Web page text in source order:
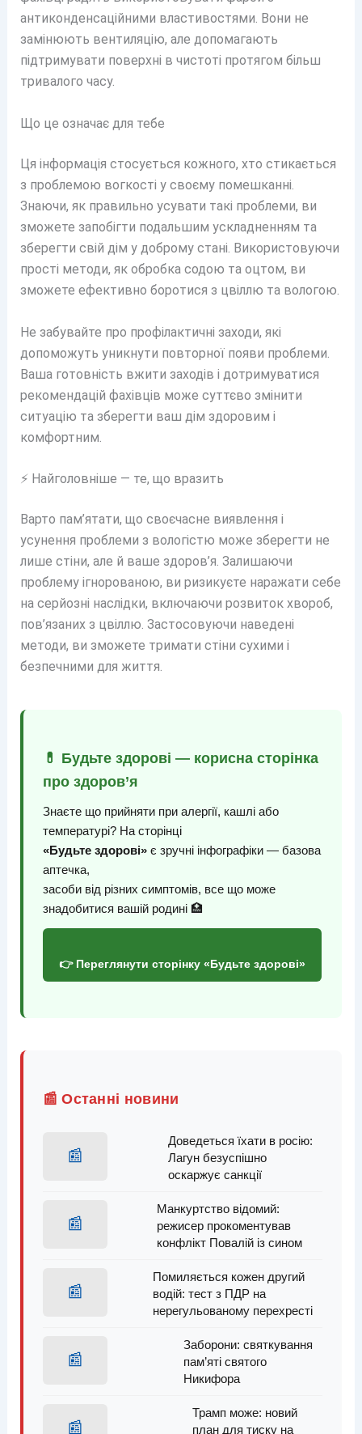
антиконденсаційними властивостями. Вони не
замінюють вентиляцію, але допомагають
підтримувати поверхні в чистоті протягом більш
тривалого часу.
Що це означає для тебе
Ця інформація стосується кожного, хто стикається
з проблемою вогкості у своєму помешканні.
Знаючи, як правильно усувати такі проблеми, ви
зможете запобігти подальшим ускладненням та
зберегти свій дім у доброму стані. Використовуючи
прості методи, як обробка содою та оцтом, ви
зможете ефективно боротися з цвіллю та вологою.
Не забувайте про профілактичні заходи, які
допоможуть уникнути повторної появи проблеми.
Ваша готовність вжити заходів і дотримуватися
рекомендацій фахівців може суттєво змінити
ситуацію та зберегти ваш дім здоровим і
комфортним.
⚡ Найголовніше — те, що вразить
Варто пам’ятати, що своєчасне виявлення і
усунення проблеми з вологістю може зберегти не
лише стіни, але й ваше здоров’я. Залишаючи
проблему ігнорованою, ви ризикуєте наражати себе
на серйозні наслідки, включаючи розвиток хвороб,
пов’язаних з цвіллю. Застосовуючи наведені
методи, ви зможете тримати стіни сухими і
безпечними для життя.
💊 Будьте здорові — корисна сторінка
про здоров’я
Знаєте що прийняти при алергії, кашлі або
температурі? На сторінці
«Будьте здорові»є зручні інфографіки — базова
аптечка,
засоби від різних симптомів, все що може
знадобитися вашій родині 🏥
👉 Переглянути сторінку «Будьте здорові»
📰 Останні новини
📰
Доведеться їхати в росію:
Лагун безуспішно
оскаржує санкції
📰
Манкуртство відомий:
режисер прокоментував
конфлікт Повалій із сином
📰
Помиляється кожен другий
водій: тест з ПДР на
нерегульованому перехресті
📰
Заборони: святкування
пам’яті святого
Никифора
📰
Трамп може: новий
план для тиску на